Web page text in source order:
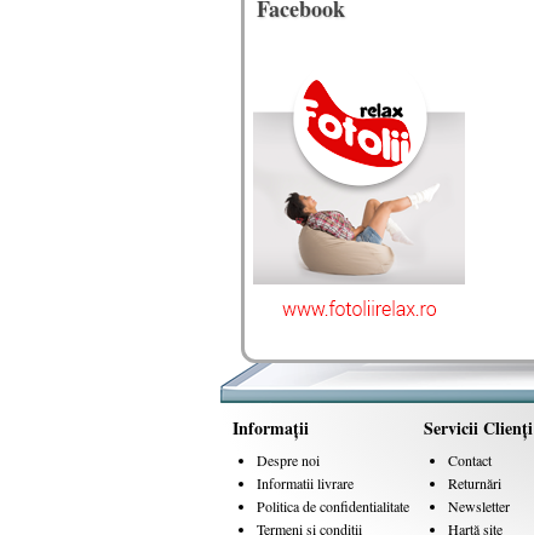
Facebook
Informaţii
Despre noi
Informatii livrare
Politica de confidentialitate
Termeni si conditii
Servicii Clienţi
Contact
Returnări
Newsletter
Hartă site